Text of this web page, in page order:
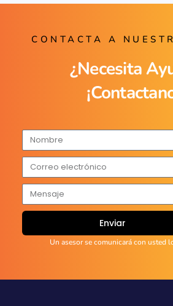
CONTACTA A
¿Necesita
Enviar
Un asesor se comunicará con usted